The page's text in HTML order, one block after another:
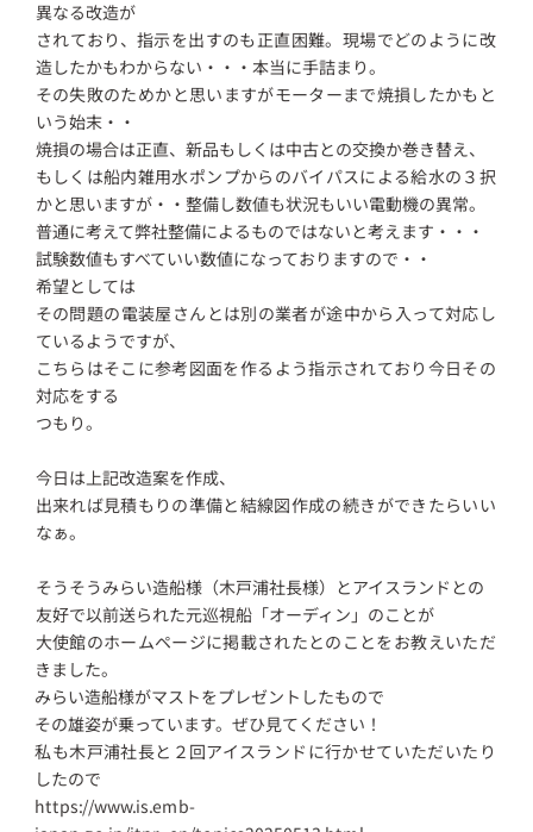
異なる改造が
されており、指示を出すのも正直困難。現場でどのように改
造したかもわからない・・・本当に手詰まり。
その失敗のためかと思いますがモーターまで焼損したかもと
いう始末・・
焼損の場合は正直、新品もしくは中古との交換か巻き替え、
もしくは船内雑用水ポンプからのバイパスによる給水の３択
かと思いますが・・整備し数値も状況もいい電動機の異常。
普通に考えて弊社整備によるものではないと考えます・・・
試験数値もすべていい数値になっておりますので・・
希望としては
その問題の電装屋さんとは別の業者が途中から入って対応し
ているようですが、
こちらはそこに参考図面を作るよう指示されており今日その
対応をする
つもり。
今日は上記改造案を作成、
出来れば見積もりの準備と結線図作成の続きができたらいい
なぁ。
そうそうみらい造船様（木戸浦社長様）とアイスランドとの
友好で以前送られた元巡視船「オーディン」のことが
大使館のホームページに掲載されたとのことをお教えいただ
きました。
みらい造船様がマストをプレゼントしたもので
その雄姿が乗っています。ぜひ見てください！
私も木戸浦社長と２回アイスランドに行かせていただいたり
したので
https://www.is.emb-